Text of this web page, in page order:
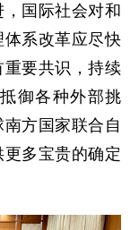
国际社会对和
系改革应尽快
要共识，持续
御各种外部挑
方国家联合自
多宝贵的确定